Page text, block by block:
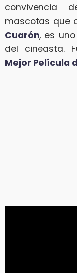
convivencia
mascotas que
Cuarón, es
del cineasta.
Mejor Película